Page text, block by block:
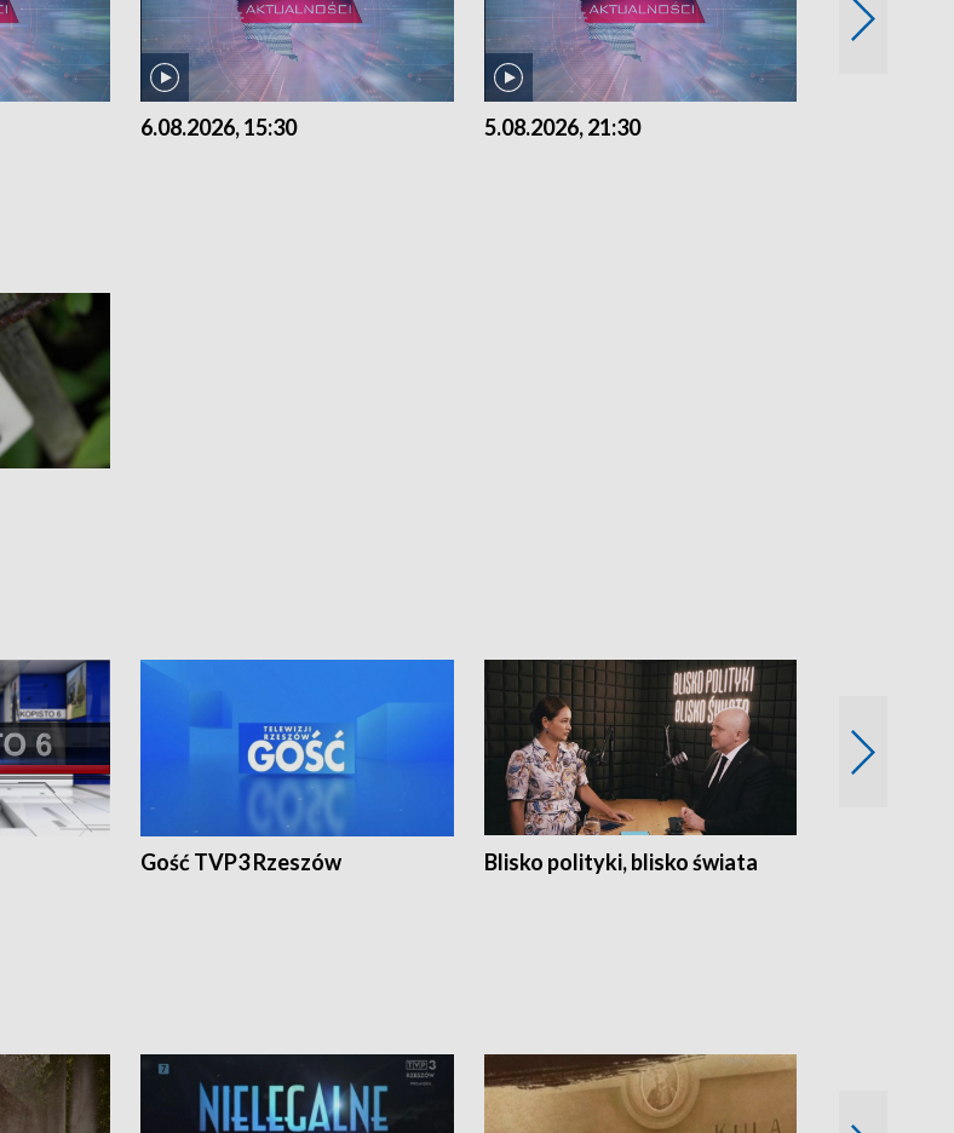
6.08.2026, 15:30 5.08.2026, 21:30
Gość TVP3 Rzeszów Blisko polityki, blisko świata